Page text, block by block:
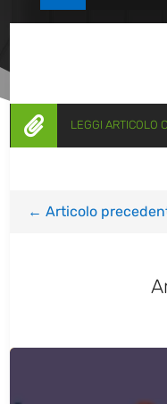
 LEGGI ARTICOLO
←Articolo